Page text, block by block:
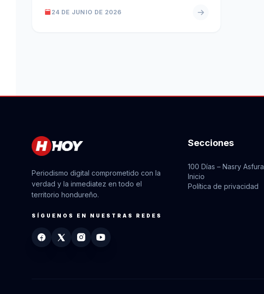
24 DE JUNIO DE 2026
Periodismo digital comprometido con la
verdad y la inmediatez en todo el
territorio hondureño.
SÍGUENOS EN NUESTRAS REDES
Secciones
100 Días – Nasry Asfura
Inicio
Política de privacidad